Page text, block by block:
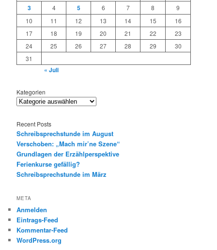
3 4 5 6 7 8
9
10
11 12 13 14 15
16
17
18 19 20 21 22
23
24
25 26 27 28 29
30
31
« Juli
Kategorien
Recent Posts
Schreibsprechstunde im August
Verschoben: „Mach mir’ne Szene“
Grundlagen der Erzählperspektive
Ferienkurse gefällig?
Schreibsprechstunde im März
META
Anmelden
Eintrags-Feed
Kommentar-Feed
WordPress.org